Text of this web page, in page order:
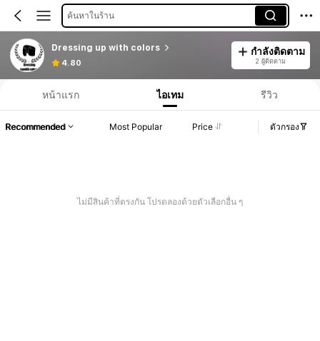
ค้นหาในร้าน
Dressing up with colors
4.80
กำลังติดตาม
2 ผู้ติดตาม
หน้าแรก ไอเทม รีวิว
Recommended Most Popular Price ตัวกรอง
ไม่มีสินค้าที่ตรงกัน โปรดลองด้วยตัวเลือกอื่น ๆ